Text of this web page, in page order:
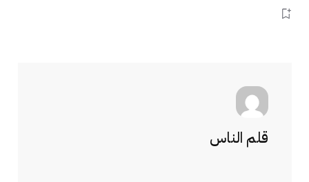
قلم الناس